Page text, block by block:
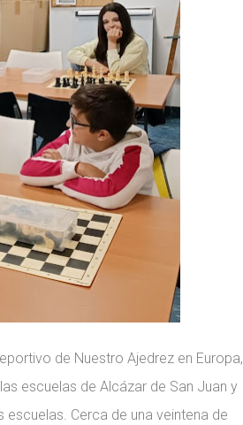
de Nuestro Ajedrez en Europa,
escuelas de Alcázar de San Juan y
Cerca de una veintena de